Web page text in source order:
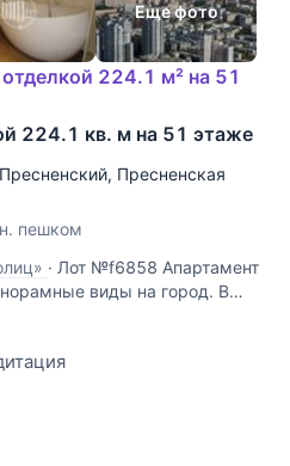
Еще фото
224.1 м² на 51
224.1 кв. м на 51 этаже
Пресненский, Пресненская
пешком
· Лот №f6858 Апартамент
виды на город. В
абсолютно
комплекс,
воплощающий
новый стиль